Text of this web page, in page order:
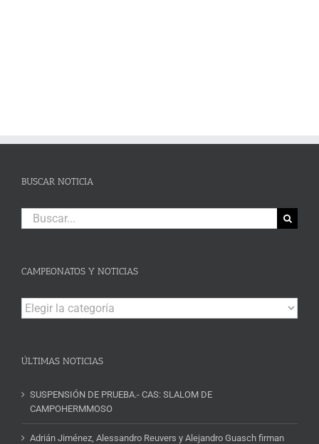
BUSCAR NOTICIA
Buscar:
CAMPEONATOS Y NOTICIAS
Campeonatos
y
ÚLTIMAS NOTICIAS
SUSPENSIÓN DE PRUEBA.- CAS: SLALOM DE
CAMPOHERMMOSO
Adrián Jiménez, Alessandro Reuvers y Alejandro Guasch firman